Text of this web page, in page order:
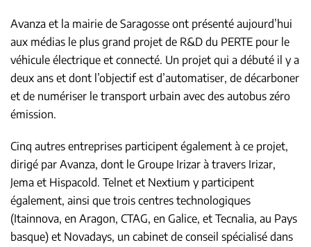
Avanza et la mairie de Saragosse ont présenté aujourd’hui
aux médias le plus grand projet de R&D du PERTE pour le
véhicule électrique et connecté. Un projet qui a débuté il y a
deux ans et dont l’objectif est d’automatiser, de décarboner
et de numériser le transport urbain avec des autobus zéro
émission.
Cinq autres entreprises participent également à ce projet,
dirigé par Avanza, dont le Groupe Irizar à travers Irizar,
Jema et Hispacold. Telnet et Nextium y participent
également, ainsi que trois centres technologiques
(Itainnova, en Aragon, CTAG, en Galice, et Tecnalia, au Pays
basque) et Novadays, un cabinet de conseil spécialisé dans